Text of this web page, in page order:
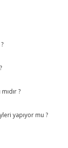
?
yapıyor mu ?